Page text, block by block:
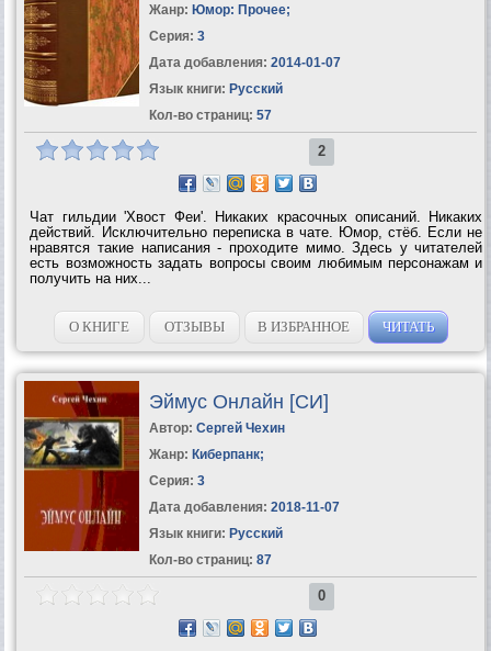
Жанр: Юмор: Прочее;
Серия: 3
Дата добавления: 2014-01-07
Язык книги: Русский
Кол-во страниц: 57
2
Чат гильдии 'Хвост Феи'. Никаких красочных описаний. Никаких
действий. Исключительно переписка в чате. Юмор, стёб. Если не
нравятся такие написания - проходите мимо. Здесь у читателей
есть возможность задать вопросы своим любимым персонажам и
получить на них...
О КНИГЕ ОТЗЫВЫ В ИЗБРАННОЕ ЧИТАТЬ
Эймус Онлайн [СИ]
Автор: Сергей Чехин
Жанр: Киберпанк;
Серия: 3
Дата добавления: 2018-11-07
Язык книги: Русский
Кол-во страниц: 87
0